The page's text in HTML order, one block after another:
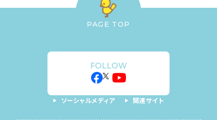
PAGE TOP
FOLLOW
ソーシャルメディア 関連サイト